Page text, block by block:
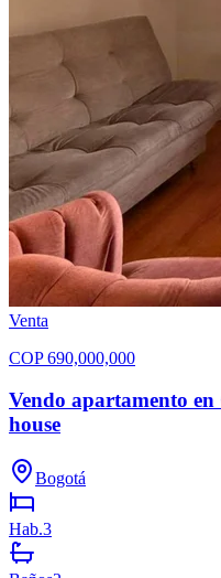
Venta
COP 690,000,000
Vendo apartamento
house
Bogotá
Hab.3